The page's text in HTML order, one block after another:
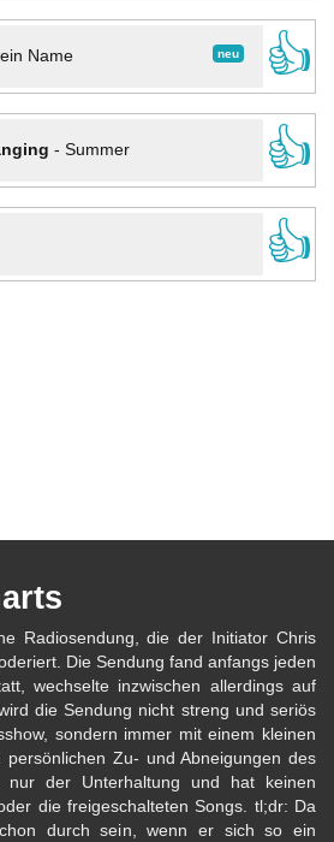
neu
Name
👍
- Summer
👍
👍
Radiosendung, die der Initiator Chris
Die Sendung fand anfangs jeden
wechselte inzwischen allerdings auf
die Sendung nicht streng und seriös
sondern immer mit einem kleinen
persönlichen Zu- und Abneigungen des
nur der Unterhaltung und hat keinen
die freigeschalteten Songs. tl;dr: Da
durch sein, wenn er sich so ein